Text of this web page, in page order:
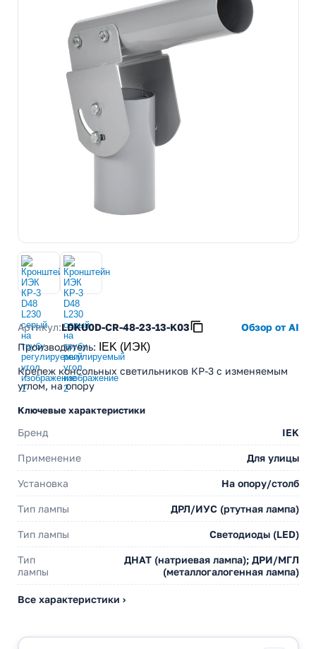
Артикул:LDKU0D-CR-48-23-13-K03
Обзор от AI
Производитель:
IEK (ИЭК)
Крепеж консольных светильников КР-3 с изменяемым
углом, на опору
Ключевые характеристики
Бренд IEK
Применение Для улицы
Установка На опору/столб
Тип лампы ДРЛ/ИУС (ртутная лампа)
Тип лампы Светодиоды (LED)
Тип
лампы
ДНАТ (натриевая лампа); ДРИ/МГЛ
(металлогалогенная лампа)
Все характеристики ›